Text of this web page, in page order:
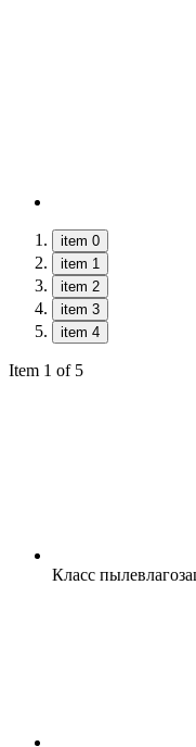
item 0
item 1
item 2
item 3
item 4
Item 1 of 5
Класс